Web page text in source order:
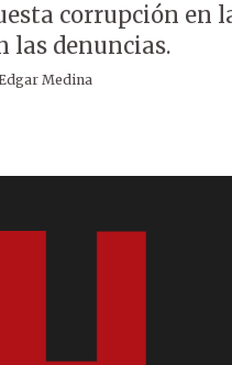
corrupción en
las denuncias.
Medina